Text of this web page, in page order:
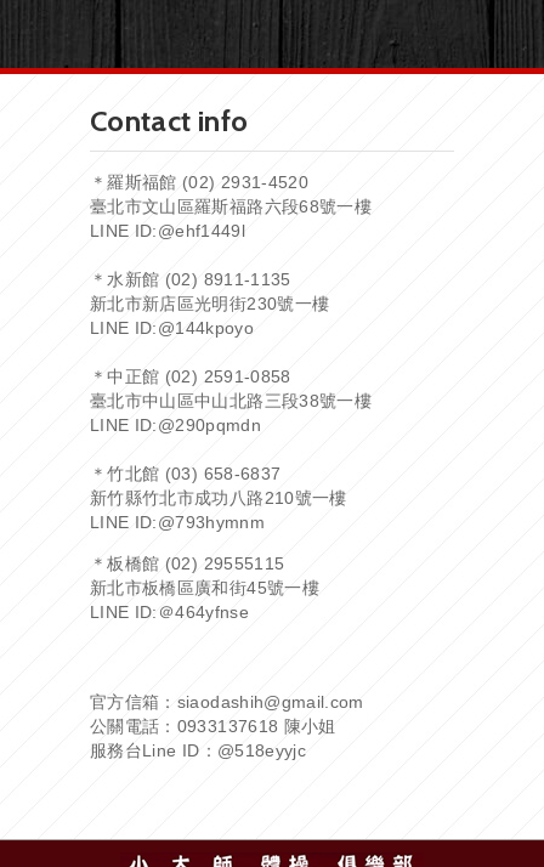
Contact info
＊羅斯福館 (02) 2931-4520
臺北市文山區羅斯福路六段68號一樓
LINE ID:@ehf1449l
＊水新館 (02) 8911-1135
新北市新店區光明街230號一樓
LINE ID:@144kpoyo
＊中正館 (02) 2591-0858
臺北市中山區中山北路三段38號一樓
LINE ID:@290pqmdn
＊竹北館 (03) 658-6837
新竹縣竹北市成功八路210號一樓
LINE ID:@793hymnm
＊板橋館 (02) 29555115
新北市板橋區廣和街45號一樓
LINE ID: ＠464yfnse
官方信箱：siaodashih@gmail.com
公關電話：0933137618 陳小姐
服務台Line ID： @518eyyjc